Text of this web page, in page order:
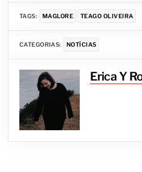
TAGS: MAGLORE TEAGO OLIVEIRA
CATEGORIAS: NOTÍCIAS
Erica Y